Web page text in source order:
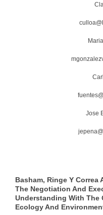
Jose
Basham, Ringe Y Correa
The Negotiation And
Understanding With The
Ecology And